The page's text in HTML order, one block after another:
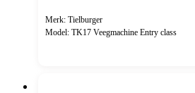
Merk: Tielburger
Model: TK17 Veegmachine Entry class